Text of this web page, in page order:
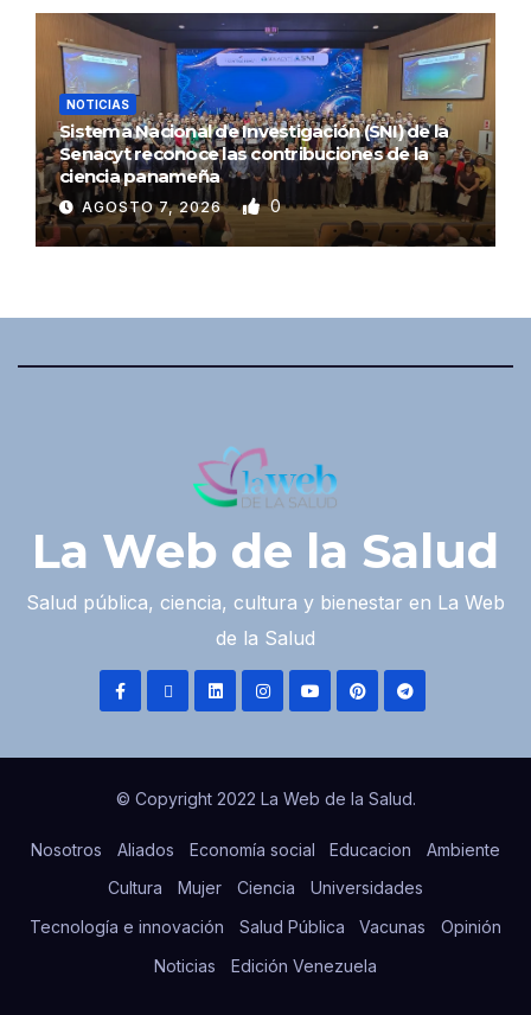
NOTICIAS
Sistema Nacional de Investigación (SNI) de la
Senacyt reconoce las contribuciones de la
ciencia panameña
AGOSTO 7, 2026 0
La Web de la Salud
Salud pública, ciencia, cultura y bienestar en La Web
de la Salud
© Copyright 2022 La Web de la Salud.
Nosotros Aliados Economía social Educacion
Ambiente
Cultura
Mujer Ciencia
Universidades
Tecnología e innovación
Salud Pública Vacunas
Opinión
Noticias
Edición Venezuela